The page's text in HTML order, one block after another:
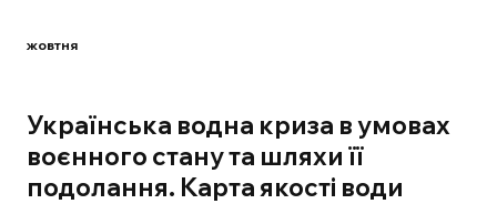
жовтня
Українська водна криза в умовах
воєнного стану та шляхи її
подолання. Карта якості води